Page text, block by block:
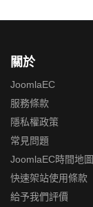
關於
JoomlaEC
服務條款
隱私權政策
常見問題
JoomlaEC時間地圖
快速架站使用條款
給予我們評價